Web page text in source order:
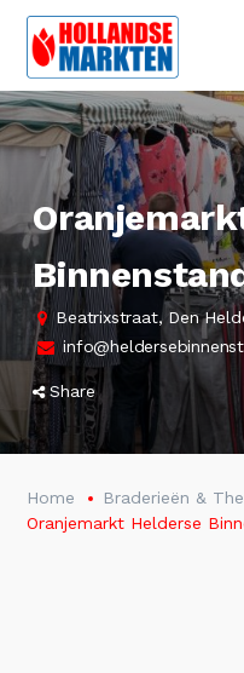
Beatrixstraat, Den
Share
Home Braderieën &
Oranjemarkt Helderse